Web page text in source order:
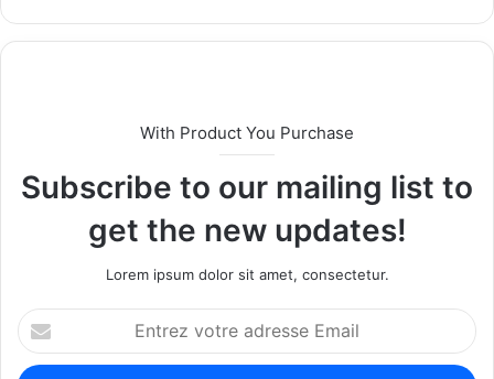
b
e
With Product You Purchase
Subscribe to our mailing list to
get the new updates!
Lorem ipsum dolor sit amet, consectetur.
E
n